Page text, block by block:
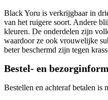
Black Yoru is verkrijgbaar in
van het ruigere soort. Andere
kleuren. De onderdelen zijn
waardoor ze ook vrouwelijke
beter beschermd zijn tegen
Bestel- en
Bestellen en achteraf betalen is